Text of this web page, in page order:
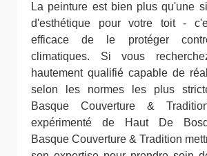
La peinture est bien plus qu'une
d'esthétique pour votre toit -
efficace de le protéger
climatiques. Si vous
hautement qualifié capable de
selon les normes les plus
Basque Couverture &
expérimenté de Haut De
Basque Couverture & Tradition